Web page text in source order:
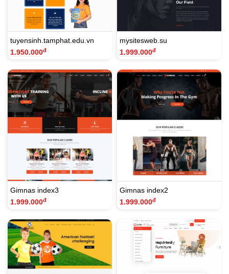
tuyensinh.tamphat.edu.vn
1.950.000đ
mysitesweb.su
1.999.000đ
Gimnas index3
1.999.000đ
Gimnas index2
1.999.000đ